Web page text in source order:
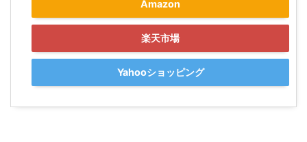
Amazon
楽天市場
Yahooショッピング